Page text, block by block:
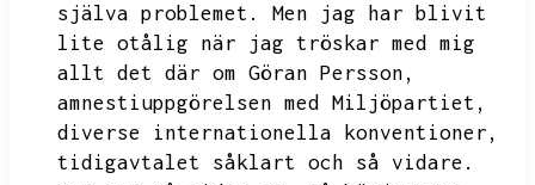
själva problemet.
Men jag har blivit
lite otålig när jag tröskar med mig
allt det där om Göran Persson,
amnestiuppgörelsen med Miljöpartiet,
diverse internationella konventioner,
tidigavtalet såklart och så vidare.